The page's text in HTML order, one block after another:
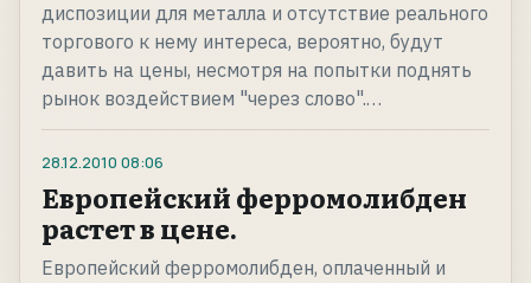
диспозиции для металла и отсутствие реального
торгового к нему интереса, вероятно, будут
давить на цены, несмотря на попытки поднять
рынок воздействием "через слово".…
28.12.2010 08:06
Европейский ферромолибден
растет в цене.
Европейский ферромолибден, оплаченный и